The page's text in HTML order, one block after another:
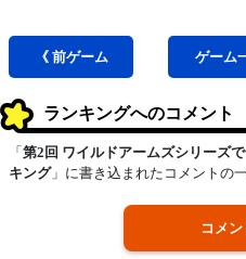
《 前ゲーム ゲーム
ランキングへのコメント
「 第2回 ワイルドアームズシリーズ
キング」に書き込まれたコメントの一
コメ